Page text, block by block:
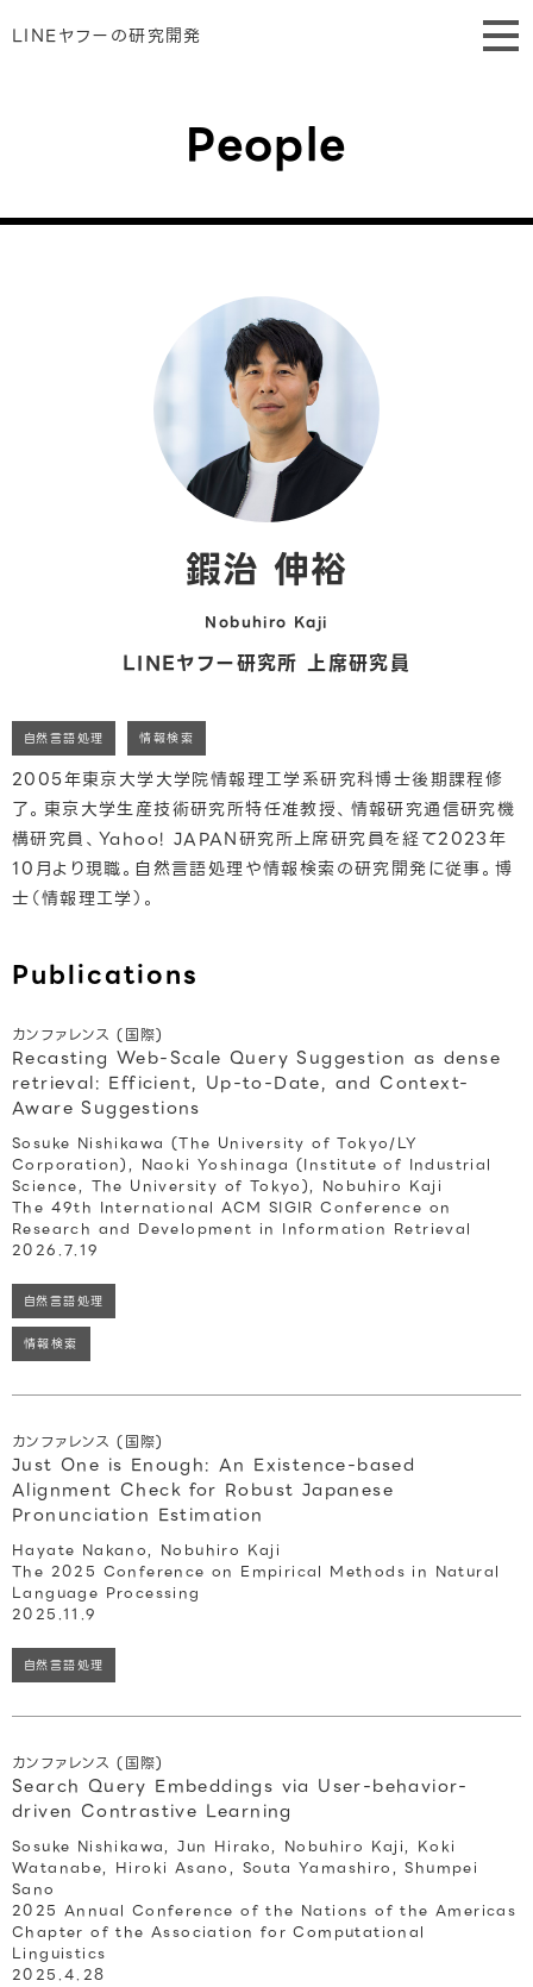
LINEヤフーの研究開発
People
鍜治 伸裕
Nobuhiro Kaji
LINEヤフー研究所 上席研究員
自然言語処理 情報検索
2005年東京大学大学院情報理工学系研究科博士後期課程修
了。東京大学生産技術研究所特任准教授、情報研究通信研究機
構研究員、Yahoo! JAPAN研究所上席研究員を経て2023年
10月より現職。自然言語処理や情報検索の研究開発に従事。博
士（情報理工学）。
Publications
カンファレンス (国際)
Recasting Web-Scale Query Suggestion as dense
retrieval: Efficient, Up-to-Date, and Context-
Aware Suggestions
Sosuke Nishikawa (The University of Tokyo/LY
Corporation), Naoki Yoshinaga (Institute of Industrial
Science, The University of Tokyo), Nobuhiro Kaji
The 49th International ACM SIGIR Conference on
Research and Development in Information Retrieval
2026.7.19
自然言語処理
情報検索
カンファレンス (国際)
Just One is Enough: An Existence-based
Alignment Check for Robust Japanese
Pronunciation Estimation
Hayate Nakano, Nobuhiro Kaji
The 2025 Conference on Empirical Methods in Natural
Language Processing
2025.11.9
自然言語処理
カンファレンス (国際)
Search Query Embeddings via User-behavior-
driven Contrastive Learning
Sosuke Nishikawa, Jun Hirako, Nobuhiro Kaji, Koki
Watanabe, Hiroki Asano, Souta Yamashiro, Shumpei
Sano
2025 Annual Conference of the Nations of the Americas
Chapter of the Association for Computational
Linguistics
2025.4.28